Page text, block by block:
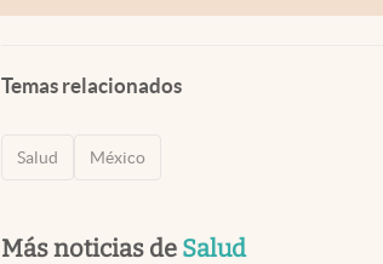
Temas relacionados
Salud México
Más noticias de Salud